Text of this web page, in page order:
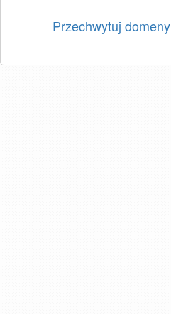
Przechwytuj domeny